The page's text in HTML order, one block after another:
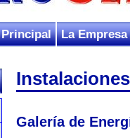
La Empresa
Principal
Instalaciones
Galería de